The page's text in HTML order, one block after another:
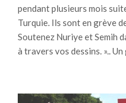
pendant plusieurs mois
Turquie. Ils sont en grève
Soutenez Nuriye et Semih
à travers vos dessins. »..